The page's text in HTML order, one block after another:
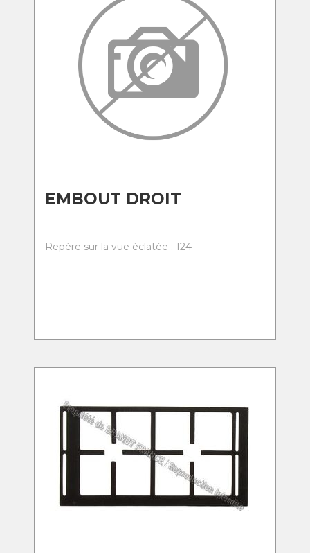
EMBOUT DROIT
Repère sur la vue éclatée : 124